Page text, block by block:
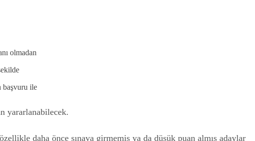
olmadan
başvuru ile
yararlanabilecek.
daha önce sınava girmemiş ya da düşük puan almış adaylar